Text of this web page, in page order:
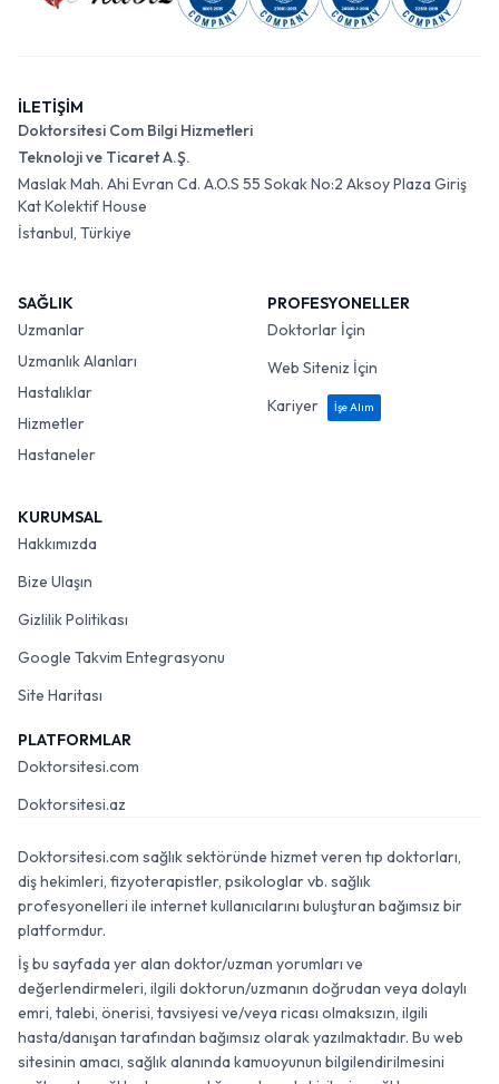
İLETİŞİM
Doktorsitesi Com Bilgi Hizmetleri
Teknoloji ve Ticaret A.Ş.
Maslak Mah. Ahi Evran Cd. A.O.S 55 Sokak No:2 Aksoy Plaza Giriş
Kat Kolektif House
İstanbul, Türkiye
SAĞLIK
Uzmanlar
Uzmanlık Alanları
Hastalıklar
Hizmetler
Hastaneler
PROFESYONELLER
Doktorlar İçin
Web Siteniz İçin
Kariyer
İşe Alım
KURUMSAL
Hakkımızda
Bize Ulaşın
Gizlilik Politikası
Google Takvim Entegrasyonu
Site Haritası
PLATFORMLAR
Doktorsitesi.com
Doktorsitesi.az
Doktorsitesi.com sağlık sektöründe hizmet veren tıp doktorları,
diş hekimleri, fizyoterapistler, psikologlar vb. sağlık
profesyonelleri ile internet kullanıcılarını buluşturan bağımsız bir
platformdur.
İş bu sayfada yer alan doktor/uzman yorumları ve
değerlendirmeleri, ilgili doktorun/uzmanın doğrudan veya dolaylı
emri, talebi, önerisi, tavsiyesi ve/veya ricası olmaksızın, ilgili
hasta/danışan tarafından bağımsız olarak yazılmaktadır. Bu web
sitesinin amacı, sağlık alanında kamuoyunun bilgilendirilmesini